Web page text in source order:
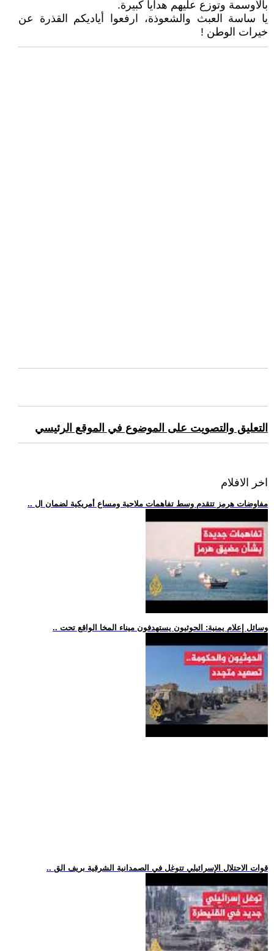
بالأوسمة وتوزع عليهم هدايا كبيرة.
يا ساسة العبث والشعوذة، ارفعوا أياديكم القذرة عن
خيرات الوطن !
التعليق والتصويت على الموضوع في الموقع الرئيسي
اخر الافلام
.. مفاوضات هرمز تتقدم وسط تفاهمات ملاحية ومساع أمريكية لضمان ال
.. وسائل إعلام يمنية: الحوثيون يستهدفون ميناء المخا الواقع تحت
.. قوات الاحتلال الإسرائيلي تتوغل في الصمدانية الشرقية بريف الق